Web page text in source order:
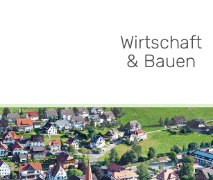
Wirtschaft
& Bauen